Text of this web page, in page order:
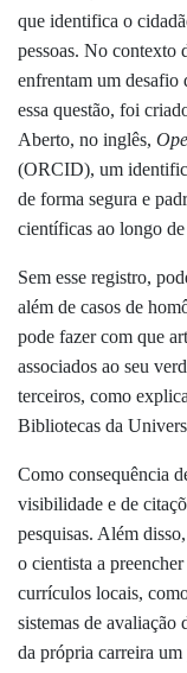
que identifica o
pessoas. No contexto
enfrentam um desafio
essa questão, foi
Aberto, no inglês,
(ORCID), um
de forma segura e
científicas ao longo
Sem esse registro,
além de casos de
pode fazer com que
associados ao seu
terceiros, como
Bibliotecas da
Como consequência
visibilidade e de
pesquisas. Além
o cientista a
currículos locais,
sistemas de avaliação
da própria carreira um